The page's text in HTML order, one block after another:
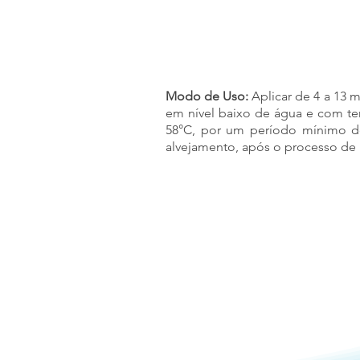
Modo de Uso:Aplicar de 4 a 13
em nível baixo de água e com
58°C, por um período mínimo
alvejamento, após o processo de